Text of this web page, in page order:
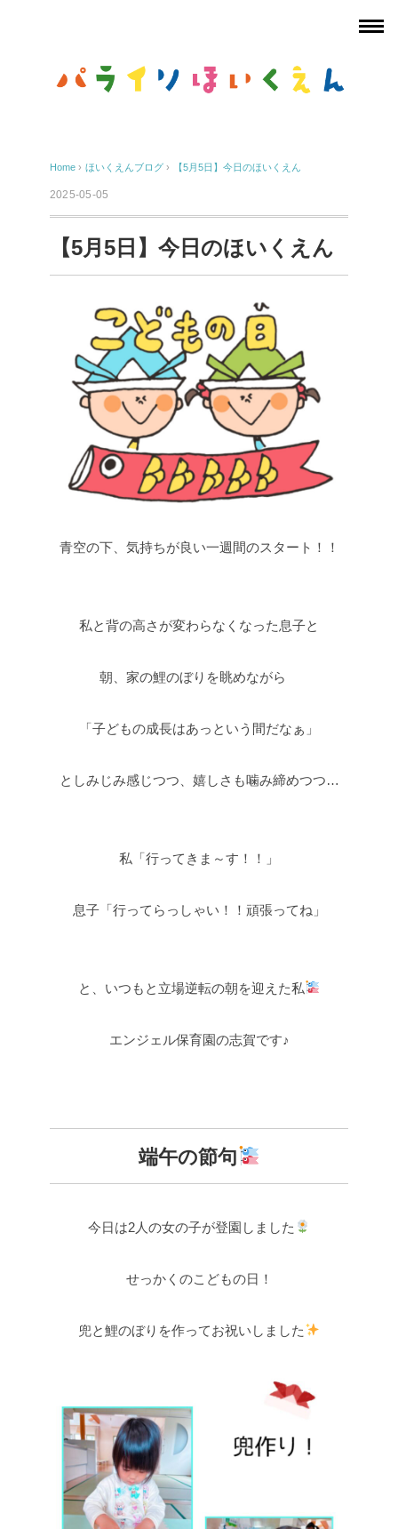
Home › ほいくえんブログ › 【5月5日】今日のほいくえん
2025-05-05
【5月5日】今日のほいくえん
青空の下、気持ちが良い一週間のスタート！！
私と背の高さが変わらなくなった息子と
朝、家の鯉のぼりを眺めながら
「子どもの成長はあっという間だなぁ」
としみじみ感じつつ、嬉しさも噛み締めつつ…
私「行ってきま～す！！」
息子「行ってらっしゃい！！頑張ってね」
と、いつもと立場逆転の朝を迎えた私
エンジェル保育園の志賀です♪
端午の節句
今日は2人の女の子が登園しました
せっかくのこどもの日！
兜と鯉のぼりを作ってお祝いしました